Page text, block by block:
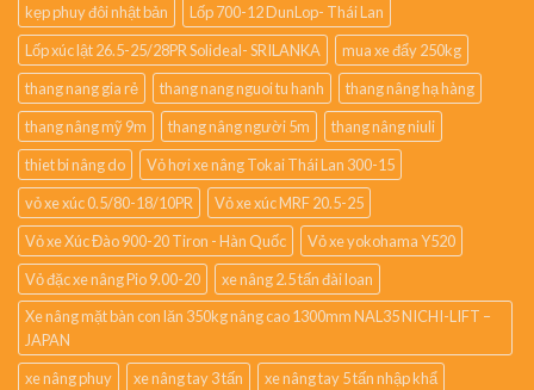
kẹp phuy đôi nhật bản
Lốp 700-12 DunLop- Thái Lan
Lốp xúc lật 26.5-25/28PR Solideal- SRILANKA
mua xe đẩy 250kg
thang nang gia rẻ
thang nang nguoi tu hanh
thang nâng hạ hàng
thang nâng mỹ 9m
thang nâng người 5m
thang nâng niuli
thiet bi nâng do
Vỏ hơi xe nâng Tokai Thái Lan 300-15
vỏ xe xúc 0.5/80-18/10PR
Vỏ xe xúc MRF 20.5-25
Vỏ xe Xúc Đào 900-20 Tiron - Hàn Quốc
Vỏ xe yokohama Y520
Vỏ đặc xe nâng Pio 9.00-20
xe nâng 2.5 tấn đài loan
Xe nâng mặt bàn con lăn 350kg nâng cao 1300mm NAL35 NICHI-LIFT –
JAPAN
xe nâng phuy
xe nâng tay 3 tấn
xe nâng tay 5 tấn nhập khẩ